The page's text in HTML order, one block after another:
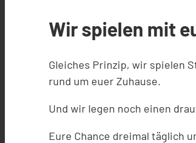
Wir spielen mit
Gleiches Prinzip, wir spielen
rund um euer Zuhause.
Und wir legen noch einen
Eure Chance dreimal täglich